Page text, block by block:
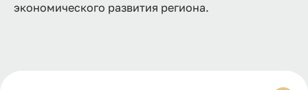
экономического развития региона.